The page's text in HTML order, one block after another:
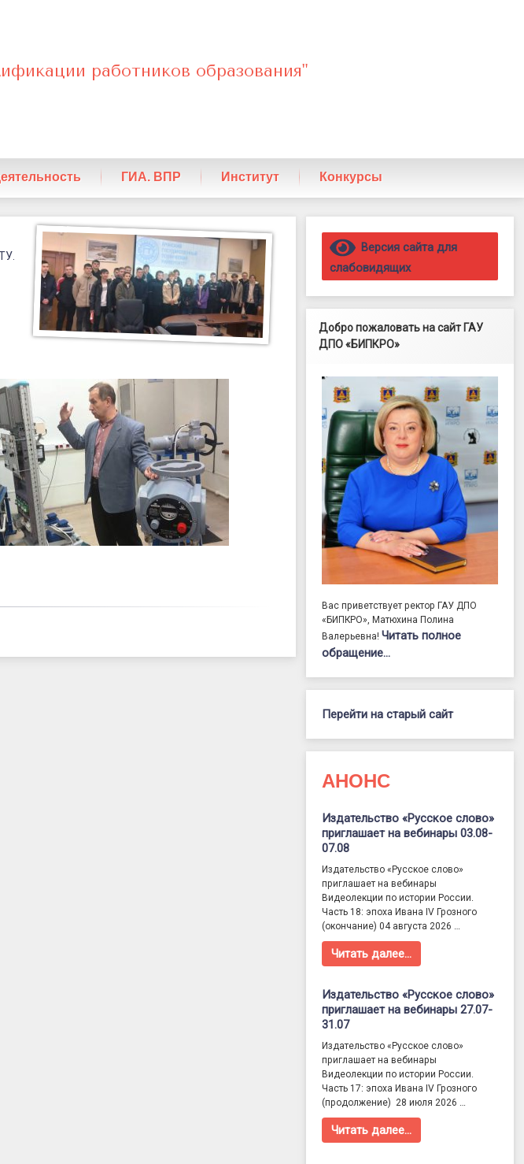
работников образования"
ГИА. ВПР Институт Конкурсы
Правый сайдбар
Версия сайта для
слабовидящих
Добро пожаловать на сайт ГАУ
ДПО «БИПКРО»
Вас приветствует ректор ГАУ ДПО
«БИПКРО», Матюхина Полина
Валерьевна!Читать полное
обращение…
Перейти на старый сайт
АНОНС
Издательство «Русское слово»
приглашает на вебинары 03.08-
07.08
Издательство «Русское слово»
приглашает на вебинары
Видеолекции по истории России.
Часть 18: эпоха Ивана IV Грозного
(окончание) 04 августа 2026 …
Читать далее…
Издательство «Русское слово»
приглашает на вебинары 27.07-
31.07
Издательство «Русское слово»
приглашает на вебинары
Видеолекции по истории России.
Часть 17: эпоха Ивана IV Грозного
(продолжение) 28 июля 2026 …
Читать далее…